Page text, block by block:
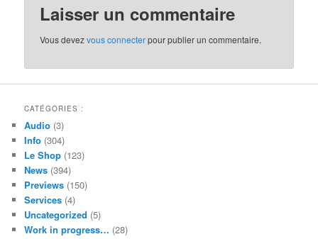
Laisser un commentaire
Vous devezvous connecterpour publier un commentaire.
CATÉGORIES :
Audio (3)
Info (304)
Le Shop (123)
News (394)
Previews (150)
Services (4)
Uncategorized (5)
Work in progress… (28)